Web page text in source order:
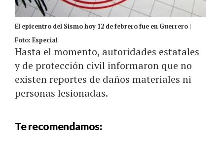
El epicentro del Sismo hoy 12 de febrero fue en Guerrero |
Foto: Especial
Hasta el momento, autoridades estatales
y de protección civil informaron que no
existen reportes de daños materiales ni
personas lesionadas.
Te recomendamos: